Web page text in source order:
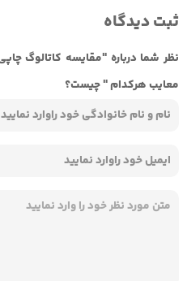
ثبت دیدگاه
نظر شما درباره "مقایسه کاتالوگ
معایب هرکدام " چیست؟